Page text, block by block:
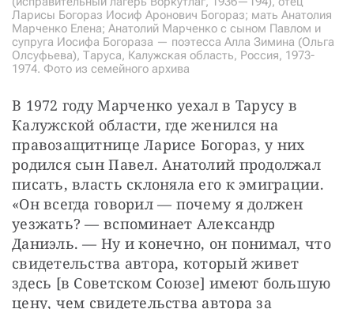
Ларисы Богораз Иосиф Аронович Богораз; мать Анатолия
Марченко Елена; Анатолий Марченко с сыном Павлом и
супруга Иосифа Богораза — поэтесса Алла Зимина (Ольга
Олсуфьева), Таруса, Калужская область, Россия, 1973-
1974. Фото из семейного архива
В 1972 году Марченко уехал в Тарусу в
Калужской области, где женился на
правозащитнице Ларисе Богораз, у них
родился сын Павел. Анатолий продолжал
писать, власть склоняла его к эмиграции.
«Он всегда говорил — почему я должен
уезжать? — вспоминает Александр
Даниэль. — Ну и конечно, он понимал, что
свидетельства автора, который живет
здесь [в Советском Союзе] имеют большую
цену, чем свидетельства автора за